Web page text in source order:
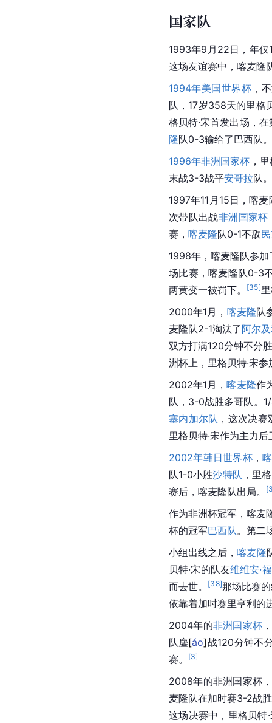
国家队
1993年9月22日，年仅
这场友谊赛中，喀麦隆
1994年美国世界杯 ，
队，17岁358天的里格
格贝特·宋首发出场，
隆队0-3输给了巴西队。
1996年非洲国家杯 ，
末战3-3战平安哥拉队
1997年11月15日，喀
次带队出战非洲国家杯
赛， 喀麦隆队0-1不敌
1998年，喀麦隆队参加
场比赛，喀麦隆队0-3
两黄变一被罚下。
[35]
2000年1月， 喀麦隆队
麦隆队2-1淘汰了阿尔
双方打满120分钟不分
洲杯上，里格贝特·宋
2002年1月，喀麦隆作
队，3-0战胜多哥队。
塞内加尔队 ，这次决
里格贝特·宋作为主力
2002年韩日世界杯，
队1-0小胜沙特队 ，里
赛后，喀麦隆队出局。
[
作为非洲杯冠军，喀麦
杯的冠军巴西队。第二
小组出线之后，喀麦隆
贝特·宋的队友维维安·福
而去世。
[38]那场比赛
依靠着加时赛里亨利的
2004年的非洲国家杯 ，
队鏖[áo]战120分钟不
赛。
[3]
2008年的非洲国家杯，
麦隆队在加时赛3-2战胜
这场决赛中，里格贝特